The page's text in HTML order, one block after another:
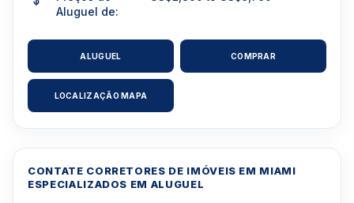
Aluguel de:
ALUGUEL COMPRAR
LOCALIZAÇÃO MAPA
CONTATE CORRETORES DE IMÓVEIS EM MIAMI
ESPECIALIZADOS EM ALUGUEL